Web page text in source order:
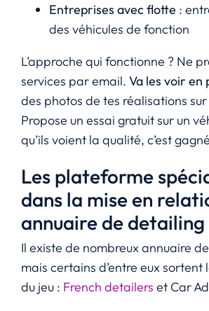
Entreprises avec flotte :
des véhicules de fonction
L’approche qui fonctionne ? Ne
services par email. Va les voir en
des photos de tes réalisations
Propose un essai gratuit sur un
qu’ils voient la qualité, c’est
Les plateforme
dans la mise en
annuaire de detailing
Il existe de nombreux annuaire
mais certains d’entre eux sortent
du jeu : French detailers et Car